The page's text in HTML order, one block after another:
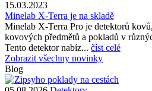
15.03.2023
Minelab X-Terra je na skladě
Minelab X-Terra Pro je detektorů
kovových předmětů a pokladů v
Tento detektor nabíz... číst celé
Zobrazit všechny novinky
Blog